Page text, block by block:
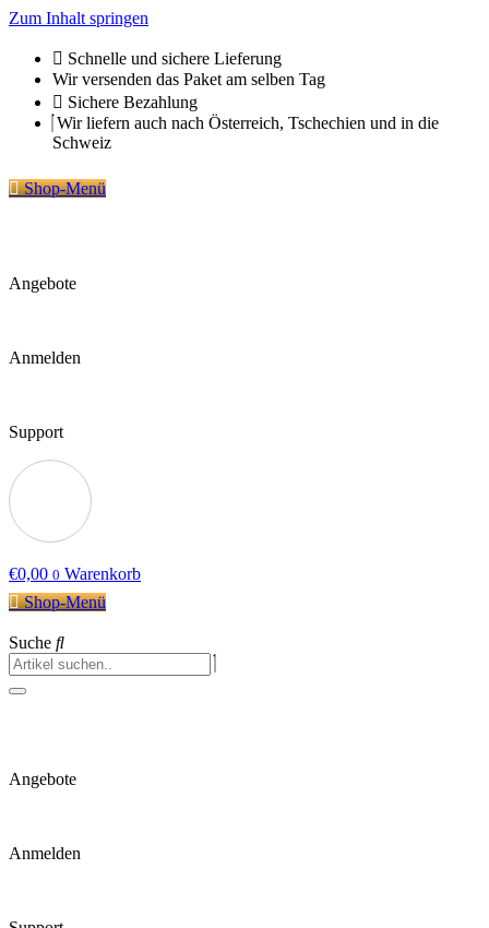
Zum Inhalt springen
Schnelle und sichere Lieferung
Wir versenden das Paket am selben Tag
Sichere Bezahlung
Wir liefern auch nach Österreich, Tschechien und in die
Schweiz
Shop-Menü
Angebote
Anmelden
Support
€0,00 0 Warenkorb
Shop-Menü
Suche
Angebote
Anmelden